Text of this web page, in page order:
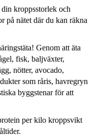
kroppsstorlek och
på nätet där du kan räkna
Genom att äta
fisk, baljväxter,
nötter, avocado,
som råris, havregryn
byggstenar för att
per kilo kroppsvikt